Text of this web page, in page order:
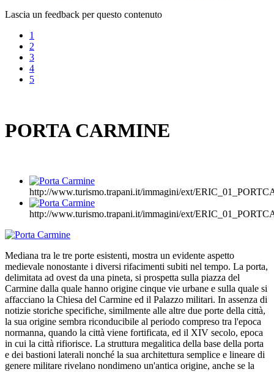
Lascia un feedback per questo contenuto
1
2
3
4
5
PORTA CARMINE
http://www.turismo.trapani.it/immagini/ext/
http://www.turismo.trapani.it/immagini/ext/
Mediana tra le tre porte esistenti, mostra un evidente aspetto
medievale nonostante i diversi rifacimenti subiti nel tempo. La porta,
delimitata ad ovest da una pineta, si prospetta sulla piazza del
Carmine dalla quale hanno origine cinque vie urbane e sulla quale si
affacciano la Chiesa del Carmine ed il Palazzo militari. In assenza di
notizie storiche specifiche, similmente alle altre due porte della città,
la sua origine sembra riconducibile al periodo compreso tra l'epoca
normanna, quando la città viene fortificata, ed il XIV secolo, epoca
in cui la città rifiorisce. La struttura megalitica della base della porta
e dei bastioni laterali nonché la sua architettura semplice e lineare di
genere militare rivelano nondimeno un'antica origine, anche se la